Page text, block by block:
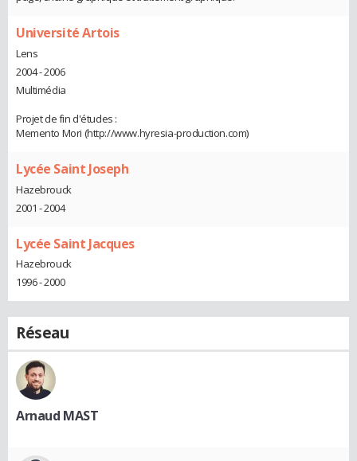
Université Artois
Lens
2004 - 2006
Multimédia
Projet de fin d'études :
Memento Mori (http://www.hyresia-production.com)
Lycée Saint Joseph
Hazebrouck
2001 - 2004
Lycée Saint Jacques
Hazebrouck
1996 - 2000
Réseau
Arnaud MAST